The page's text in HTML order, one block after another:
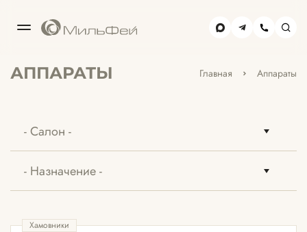
СИТИ
АППАРАТЫ Главная Аппараты
Хамовники